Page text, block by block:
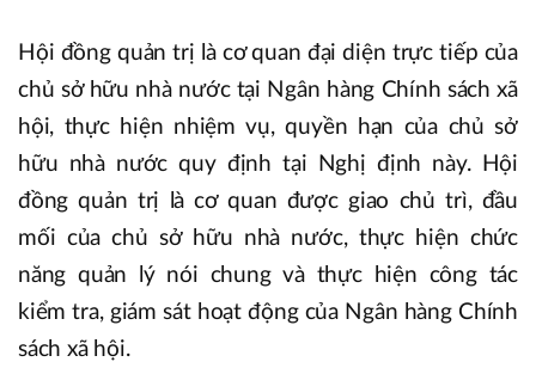
Hội đồng quản trị là cơ quan đại diện trực tiếp của
chủ sở hữu nhà nước tại Ngân hàng Chính sách xã
hội, thực hiện nhiệm vụ, quyền hạn của chủ sở
hữu nhà nước quy định tại Nghị định này. Hội
đồng quản trị là cơ quan được giao chủ trì, đầu
mối của chủ sở hữu nhà nước, thực hiện chức
năng quản lý nói chung và thực hiện công tác
kiểm tra, giám sát hoạt động của Ngân hàng Chính
sách xã hội.